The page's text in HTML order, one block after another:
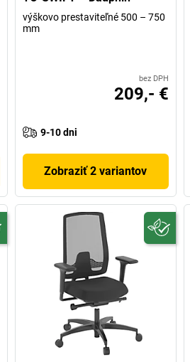
výškovo prestaviteľné 500 – 750
mm
bez DPH
209,- €
9-10 dni
Zobraziť 2 variantov